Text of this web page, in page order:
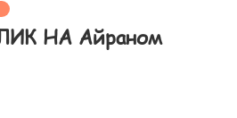
НА Айраном